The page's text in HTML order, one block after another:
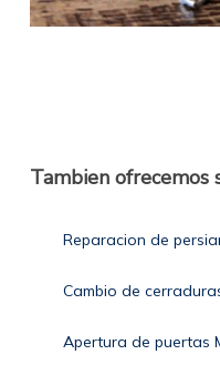
Tambien ofrecemos
Reparacion de
Cambio de
Apertura de puertas